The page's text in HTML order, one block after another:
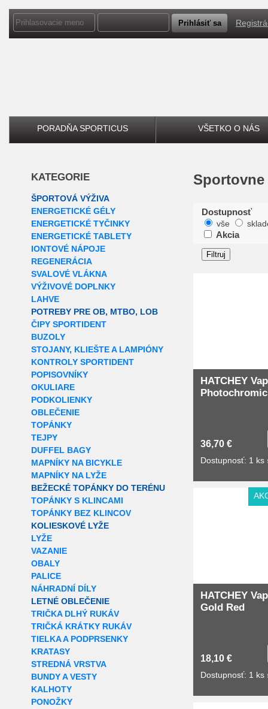
PORADŇA SPORTICUS VŠETKO O NÁS
KATEGORIE
ŠPORTOVÁ VÝŽIVA
ENERGETICKÉ GÉLY
ENERGETICKÉ TYČINKY
ENERGETICKÉ TABLETY
IONTOVÉ NÁPOJE
REGENERÁCIA
SVALOVÉ VLÁKNA
VÝŽIVOVÉ DOPLNKY
LAHVE
POTREBY PRE OB, MTBO, LOB
ČIPY SPORTIDENT
BUZOLY
STOJANY, KLIEŠTE A LAMPIÓNY
KONTROLY SPORTIDENT
POPISOVNÍKY
OKULIARE
PODKOLIENKY
OBLEČENIE
TOPÁNKY
TEJPY
DUFFEL BAGY
MAPNÍKY NA BICYKLE
MAPNÍKY NA LYŽE
BEŽECKÉ TOPÁNKY DO TERÉNU
TOPÁNKY S KLINCAMI
TOPÁNKY BEZ KLINCOV
KOLIESKOVÉ LYŽE
LYŽE
VAZANIE
OBALY
PALICE
NÁHRADNÍ DÍLY
LETNÉ OBLEČENIE
TRIČKA DLHÝ RUKÁV
TRIČKÁ KRÁTKY RUKÁV
TIELKA A PODPRSENKY
KRATASY
STREDNÁ VRSTVA
BUNDY A VESTY
KALHOTY
PONOŽKY
Dostupnosť
vše
Akcia
HATCHEY
36,70 €
Dostupnosť: 1 ks
HATCHEY
Gold Red
18,10 €
Dostupnosť: 1 ks